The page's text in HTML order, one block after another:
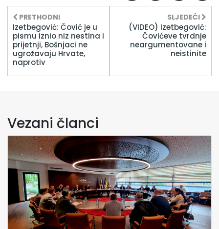
PRETHODNI
Izetbegović: Čović je u
pismu iznio niz nestina i
prijetnji, Bošnjaci ne
ugrožavaju Hrvate,
naprotiv
SLJEDEĆI
(VIDEO) Izetbegović:
Čovićeve tvrdnje
neargumentovane i
neistinite
Vezani članci